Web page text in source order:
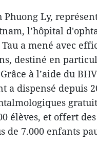
Phuong Ly,
l’hôpital
a ​mené avec
destiné en
à l’aide du
a dispensé depuis
élèves, et offert
de 7.000 enfants